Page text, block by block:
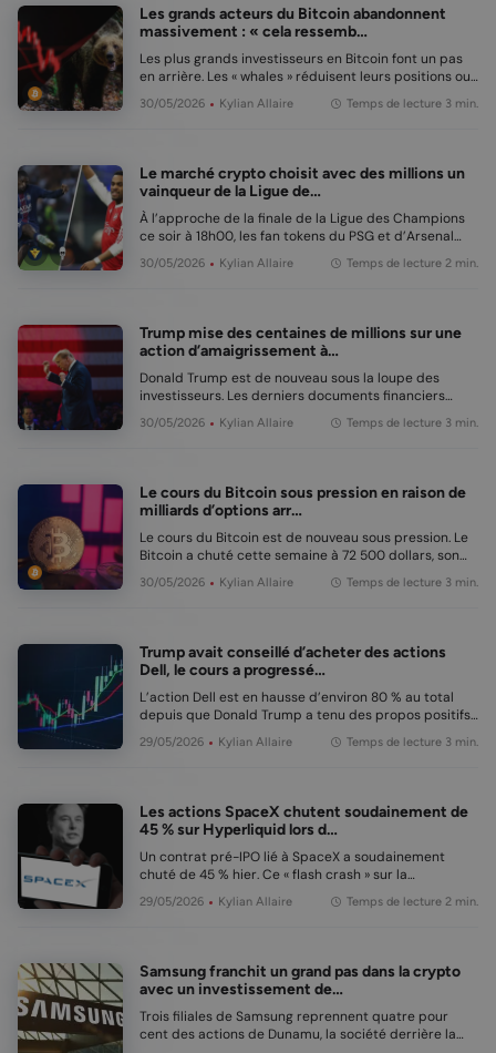
Les grands acteurs du Bitcoin abandonnent
massivement : « cela ressemb…
Les plus grands investisseurs en Bitcoin font un pas
en arrière. Les « whales » réduisent leurs positions ou
moyenne, les « dolphins », freinent également leurs
30/05/2026 Kylian Allaire Temps de lecture 3 min.
Le marché crypto choisit avec des millions un
vainqueur de la Ligue de…
À l’approche de la finale de la Ligue des Champions
ce soir à 18h00, les fan tokens du PSG et d’Arsenal
numérique du PSG est en hausse, tandis que celle
30/05/2026 Kylian Allaire Temps de lecture 2 min.
Trump mise des centaines de millions sur une
action d’amaigrissement à…
Donald Trump est de nouveau sous la loupe des
investisseurs. Les derniers documents financiers
Eli Lilly ont récemment été achetées pour des
30/05/2026 Kylian Allaire Temps de lecture 3 min.
Le cours du Bitcoin sous pression en raison de
milliards d’options arr…
Le cours du Bitcoin est de nouveau sous pression. Le
Bitcoin a chuté cette semaine à 72 500 dollars, son
regardent surtout vers aujourd’hui. En effet, des
30/05/2026 Kylian Allaire Temps de lecture 3 min.
Trump avait conseillé d’acheter des actions
Dell, le cours a progressé…
L’action Dell est en hausse d’environ 80 % au total
depuis que Donald Trump a tenu des propos positifs
gens devaient acheter « un Dell ». Aujourd’hui, le cours
29/05/2026 Kylian Allaire Temps de lecture 3 min.
Les actions SpaceX chutent soudainement de
45 % sur Hyperliquid lors d…
Un contrat pré-IPO lié à SpaceX a soudainement
chuté de 45 % hier. Ce « flash crash » sur la
centaines de petits investisseurs ont été surpris et
29/05/2026 Kylian Allaire Temps de lecture 2 min.
Samsung franchit un grand pas dans la crypto
avec un investissement de…
Trois filiales de Samsung reprennent quatre pour
cent des actions de Dunamu, la société derrière la